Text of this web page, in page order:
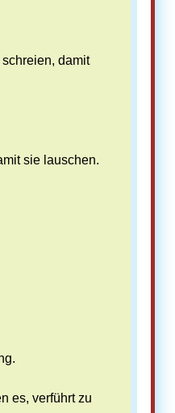
damit
sie lauschen.
es, verführt zu